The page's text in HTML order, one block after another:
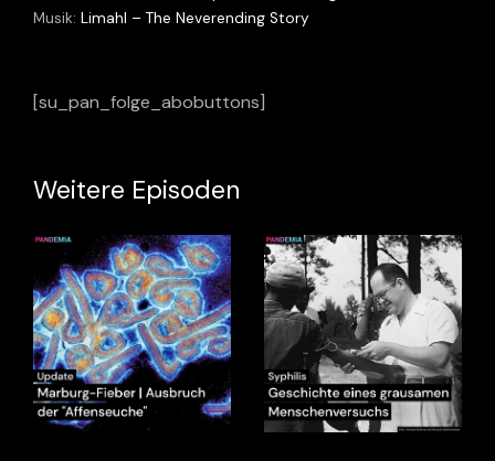
Musik: Limahl – The Neverending Story
[su_pan_folge_abobuttons]
Weitere Episoden